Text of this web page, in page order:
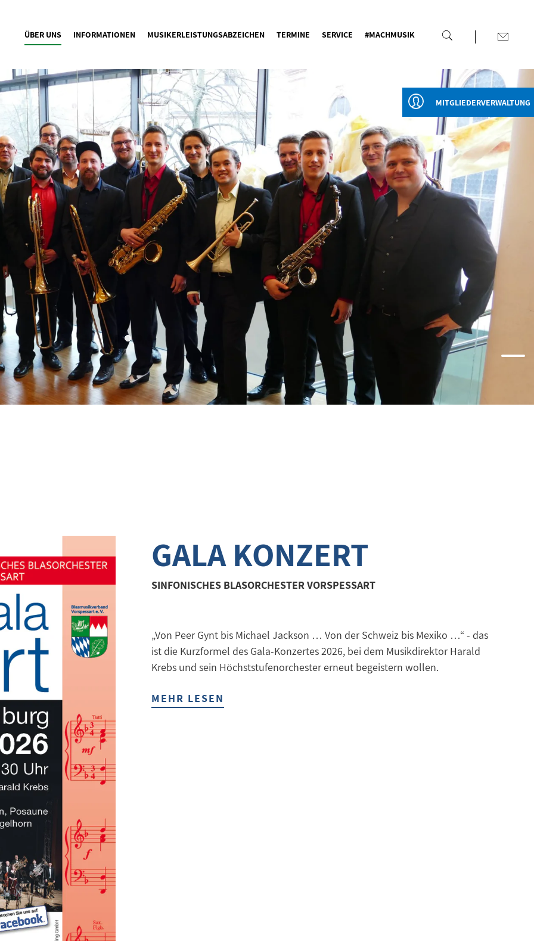
ÜBER UNS INFORMATIONEN MUSIKERLEISTUNGSABZEICHEN TERMINE SERVICE #MACHMUSIK
MITGLIEDERVERWALTUNG
GALA KONZERT
SINFONISCHES BLASORCHESTER VORSPESSART
„Von Peer Gynt bis Michael Jackson … Von der Schweiz bis Mexiko …“ - das
ist die Kurzformel des Gala-Konzertes 2026, bei dem Musikdirektor Harald
Krebs und sein Höchststufenorchester erneut begeistern wollen.
MEHR LESEN